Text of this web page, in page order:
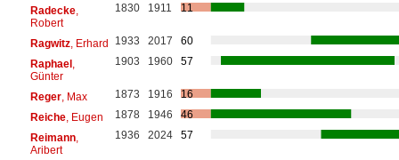
Radecke,
Robert
1830 1911 11
Ragwitz, Erhard 1933 2017
60
Raphael,
Günter
1903 1960 57
Reger, Max 1873 1916
16
Reiche, Eugen 1878 1946
46
Reimann,
Aribert
1936 2024 57